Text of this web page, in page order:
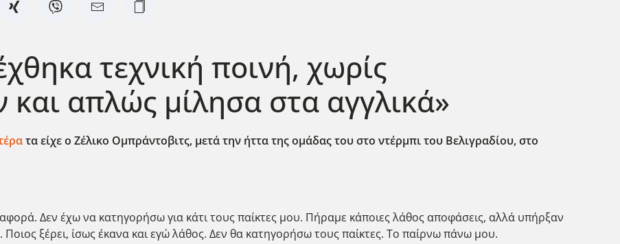
τεχνική ποινή, χωρίς
απλώς μίλησα στα αγγλικά»
τα είχε ο Ζέλικο Ομπράντοβιτς, μετά την ήττα της ομάδας του στο ντέρμπι του Βελιγραδίου, στο
Δεν έχω να κατηγορήσω για κάτι τους παίκτες μου. Πήραμε κάποιες λάθος αποφάσεις, αλλά υπήρξαν
ξέρει, ίσως έκανα και εγώ λάθος. Δεν θα κατηγορήσω τους παίκτες. Το παίρνω πάνω μου.